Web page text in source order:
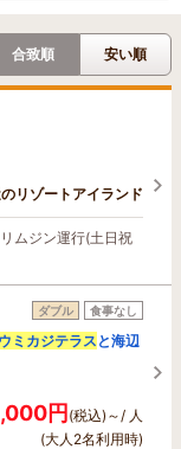
合致順 安い順
リゾートアイランド
ムジン運行(土日祝
ダブル 食事なし
ウミカジテラス と海辺
円(税込)～/ 人
(大人2名利用時)